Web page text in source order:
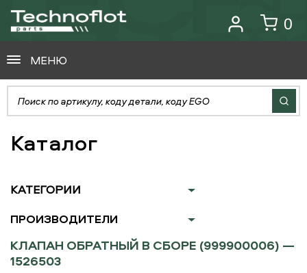
0
МЕНЮ
Каталог
КАТЕГОРИИ
ПРОИЗВОДИТЕЛИ
КЛАПАН ОБРАТНЫЙ В СБОРЕ (999900006) —
1526503